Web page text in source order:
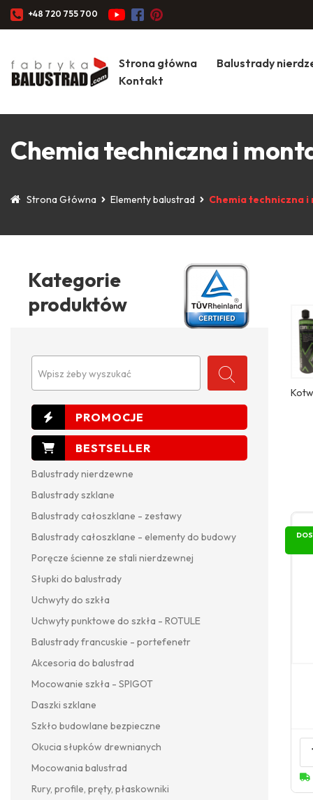
+48 720 755 700
Strona główna
Balustrady
Kontakt
Chemia techniczna i
Strona Główna Elementy balustrad Chemia techniczna i
Kategorie
produktów
Wpisz żeby wyszukać
Balustrady nierdzewne
Balustrady szklane
Balustrady całoszklane - zestawy
Balustrady całoszklane - elementy do budowy
Poręcze ścienne ze stali nierdzewnej
Słupki do balustrady
Uchwyty do szkła
Uchwyty punktowe do szkła - ROTULE
Balustrady francuskie - portefenetr
Akcesoria do balustrad
Mocowanie szkła - SPIGOT
Daszki szklane
Szkło budowlane bezpieczne
Okucia słupków drewnianych
Mocowania balustrad
Rury, profile, pręty, płaskowniki